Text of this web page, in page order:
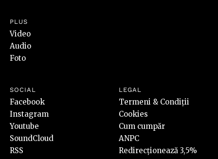
PLUS
Video
Audio
Foto
SOCIAL
Facebook
Instagram
Youtube
SoundCloud
RSS
LEGAL
Termeni & Condiții
Cookies
Cum cumpăr
ANPC
Redirecționează 3,5%